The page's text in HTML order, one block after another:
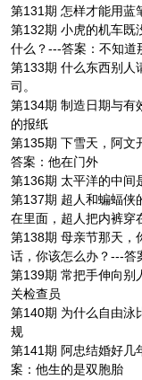
第131期 怎样才能用蓝
第132期 小虎的机车既
什么？---答案：不知道
第133期 什么东西别人
司。
第134期 制造日期与有
的报纸
第135期 下雪天，阿文
答案：他在门外
第136期 太平洋的中间
第137期 超人和蝙蝠侠
在里面，超人把内裤穿
第138期 母亲节那天，
话，你该怎么办？---答
第139期 常把手伸向别
关检查员
第140期 为什么自由泳
规
第141期 阿忠结婚好几
案：他生的是双胞胎